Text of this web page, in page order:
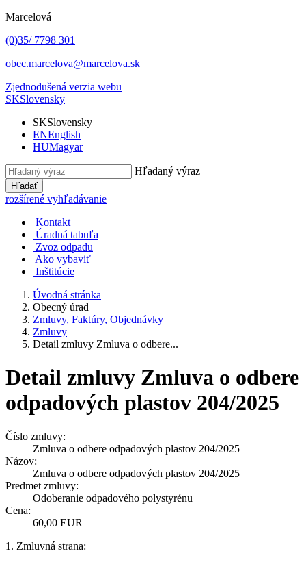
Marcelová
(0)35/ 7798 301
obec.marcelova@marcelova.sk
Zjednodušená verzia webu
SKSlovensky
SKSlovensky
ENEnglish
HUMagyar
Hľadaný výraz
Hľadať
rozšírené vyhľadávanie
Kontakt
Úradná tabuľa
Zvoz odpadu
Ako vybaviť
Inštitúcie
Úvodná stránka
Obecný úrad
Zmluvy, Faktúry, Objednávky
Zmluvy
Detail zmluvy Zmluva o odbere...
Detail zmluvy Zmluva o odbere
odpadových plastov 204/2025
Číslo zmluvy:
Zmluva o odbere odpadových plastov 204/2025
Názov:
Zmluva o odbere odpadových plastov 204/2025
Predmet zmluvy:
Odoberanie odpadového polystyrénu
Cena:
60,00 EUR
1. Zmluvná strana: